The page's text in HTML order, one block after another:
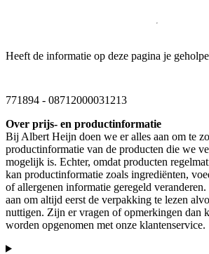
Heeft de informatie op deze pagina je
771894 - 08712000031213
Over prijs- en productinformatie
Bij Albert Heijn doen we er alles aan om te
productinformatie van de producten die we
mogelijk is. Echter, omdat producten
kan productinformatie zoals ingrediënten,
of allergenen informatie geregeld
aan om altijd eerst de verpakking te lezen
nuttigen. Zijn er vragen of opmerkingen dan
worden opgenomen met onze klantenservice.